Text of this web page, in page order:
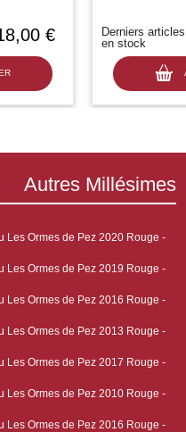
€
Derniers articles
en stock
Autres Millésimes
Les Ormes de Pez 2020 Rouge -
Les Ormes de Pez 2019 Rouge -
Les Ormes de Pez 2016 Rouge -
Les Ormes de Pez 2013 Rouge -
Les Ormes de Pez 2017 Rouge -
Les Ormes de Pez 2010 Rouge -
Les Ormes de Pez 2016 Rouge -